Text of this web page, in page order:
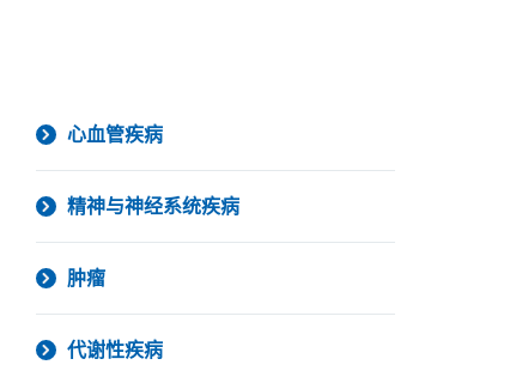
心血管疾病
精神与神经系统疾病
肿瘤
代谢性疾病